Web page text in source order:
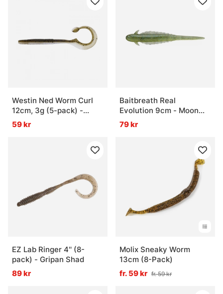
Westin Ned Worm Curl
12cm, 3g (5-pack) -
Magic Baitfish
59 kr
Baitbreath Real
Evolution 9cm - Moon
Light Black
79 kr
EZ Lab Ringer 4'' (8-
pack) - Gripan Shad
89 kr
Molix Sneaky Worm
13cm (8-Pack)
fr. 59 kr fr. 59 kr